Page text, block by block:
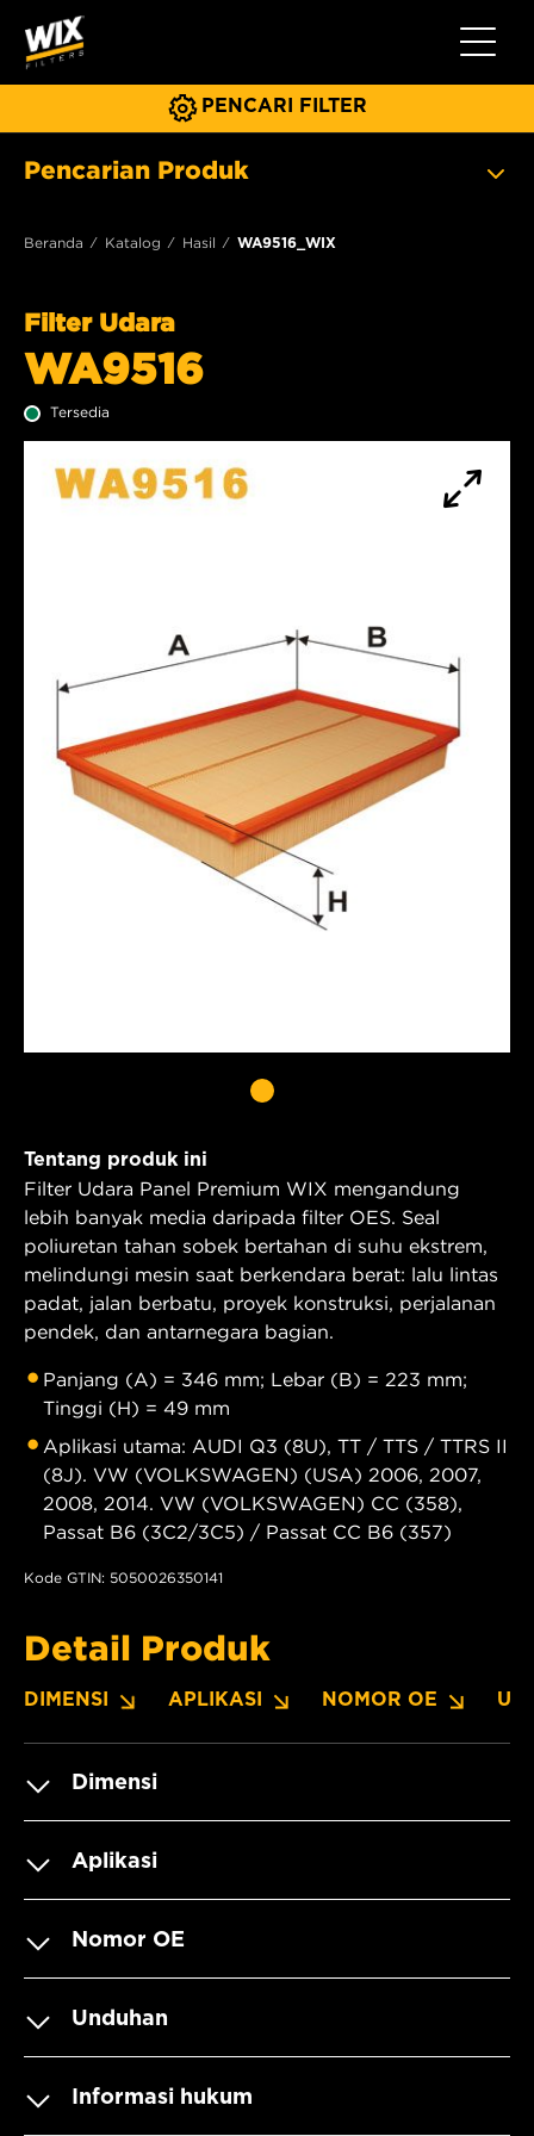
Beralih
PENCARI FILTER
Pencarian Produk
Beranda Katalog Hasil WA9516_WIX
Filter Udara
WA9516
Tersedia
Tentang produk ini
Filter Udara Panel Premium WIX mengandung
lebih banyak media daripada filter OES. Seal
poliuretan tahan sobek bertahan di suhu ekstrem,
melindungi mesin saat berkendara berat: lalu lintas
padat, jalan berbatu, proyek konstruksi, perjalanan
pendek, dan antarnegara bagian.
Panjang (A) = 346 mm; Lebar (B) = 223 mm;
Tinggi (H) = 49 mm
Aplikasi utama: AUDI Q3 (8U), TT / TTS / TTRS II
(8J). VW (VOLKSWAGEN) (USA) 2006, 2007,
2008, 2014. VW (VOLKSWAGEN) CC (358),
Passat B6 (3C2/3C5) / Passat CC B6 (357)
Kode GTIN: 5050026350141
Detail Produk
DIMENSI APLIKASI NOMOR OE
Dimensi
Aplikasi
Nomor OE
Unduhan
Informasi hukum